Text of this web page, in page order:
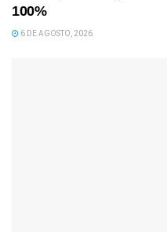
100%
6 DE AGOSTO, 2026